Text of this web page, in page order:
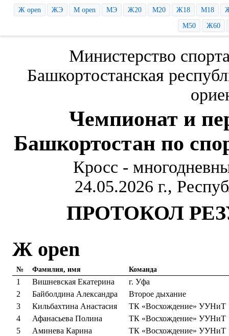
Ж open ЖЭ М open МЭ Ж20 М20 Ж18 М18
М50
Ж60
Министерство
Башкортостанская
Чемпионат и
Башкортостан по
Кросс -
24.05.2026 г.,
ПРОТОКОЛ
Ж open
№ Фамилия, имя Команда
1 Вишневская Екатерина
г. Уфа
2
Байболдина Александра
Второе дыхание
3
Кильбахтина Анастасия
ТК «Восхождение» УУНиТ
4
Афанасьева Полина
ТК «Восхождение» УУНиТ
5
Аминева Карина
ТК «Восхождение» УУНиТ